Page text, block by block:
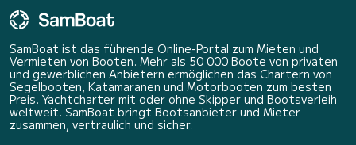
SamBoat ist das führende Online-Portal zum Mieten und
Vermieten von Booten. Mehr als 50 000 Boote von privaten
und gewerblichen Anbietern ermöglichen das Chartern von
Segelbooten, Katamaranen und Motorbooten zum besten
Preis. Yachtcharter mit oder ohne Skipper und Bootsverleih
weltweit. SamBoat bringt Bootsanbieter und Mieter
zusammen, vertraulich und sicher.